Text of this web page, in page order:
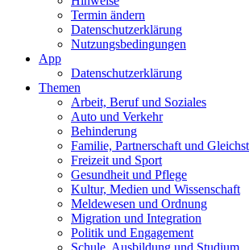
Termin ändern
Datenschutz­erklärung
Nutzungs­bedingungen
App
Daten­schutz­erklärung
Themen
Arbeit, Beruf und Soziales
Auto und Verkehr
Behinderung
Familie, Partnerschaft und
Freizeit und Sport
Gesundheit und Pflege
Kultur, Medien und Wissenschaft
Meldewesen und Ordnung
Migration und Integration
Politik und Engagement